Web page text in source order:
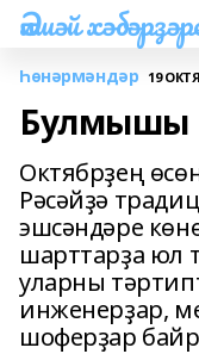
Әлшәй
Һөнәрмәндәр 19
Булмышы
Октябрҙең
Рәсәйҙә
эшсәндәре
шарттарҙа юл
уларны
инженерҙар,
шоферҙар